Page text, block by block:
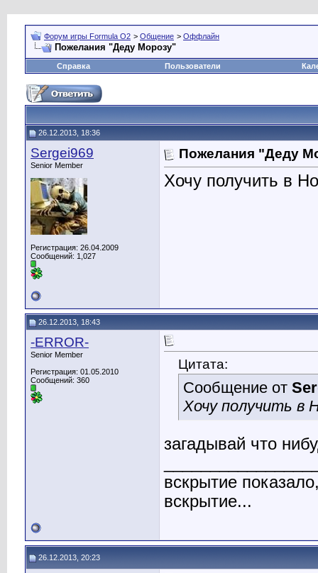
Форум игры Formula O2 > Общение > Оффлайн
Пожелания "Деду Морозу"
Справка Пользователи
26.12.2013, 18:36
Sergei969
Senior Member
Регистрация: 26.04.2009
Сообщений: 1,027
Пожелания "Деду
Хочу получить в
26.12.2013, 18:43
-ERROR-
Senior Member
Регистрация: 01.05.2010
Сообщений: 360
Цитата:
Сообщение от
Хочу получить в
загадывай что
вскрытие
вскрытие...
26.12.2013, 20:23